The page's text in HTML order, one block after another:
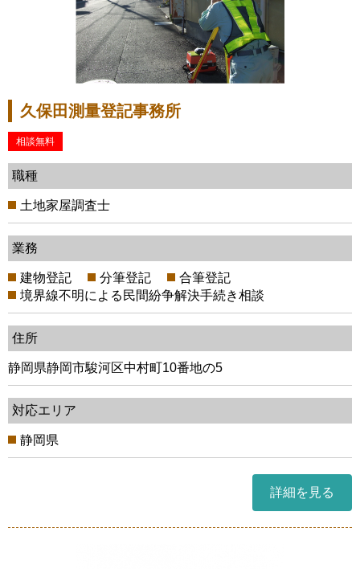
久保田測量登記事務所
相談無料
職種
土地家屋調査士
業務
建物登記 分筆登記
合筆登記
境界線不明による民間紛争解決手続き相談
住所
静岡県静岡市駿河区中村町10番地の5
対応エリア
静岡県
詳細を見る